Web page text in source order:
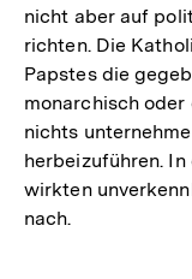
nicht aber auf
richten. Die
Papstes die
monarchisch
nichts
herbeizuführen.
wirkten
nach.